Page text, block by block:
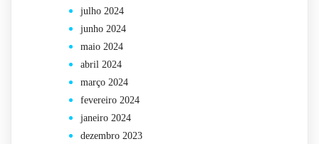
julho 2024
junho 2024
maio 2024
abril 2024
março 2024
fevereiro 2024
janeiro 2024
dezembro 2023